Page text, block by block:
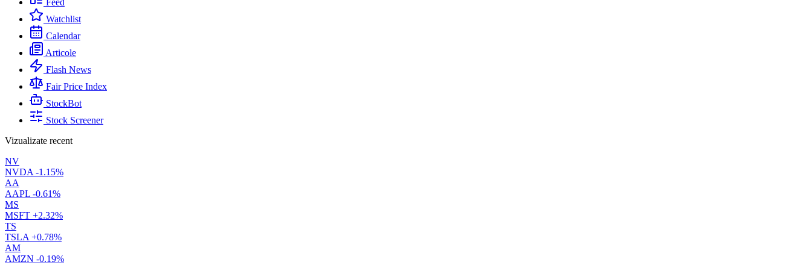
Feed
Watchlist
Calendar
Articole
Flash News
Fair Price Index
StockBot
Stock Screener
Vizualizate recent
NV
NVDA -1.15%
AA
AAPL -0.61%
MS
MSFT +2.32%
TS
TSLA +0.78%
AM
AMZN -0.19%